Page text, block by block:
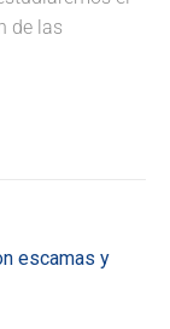
de las
escamas y